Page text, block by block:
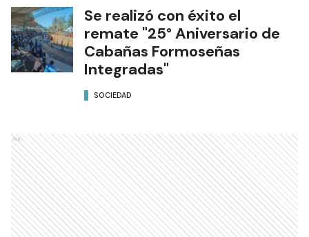
Se realizó con éxito el
remate "25° Aniversario de
Cabañas Formoseñas
Integradas"
SOCIEDAD
Ads